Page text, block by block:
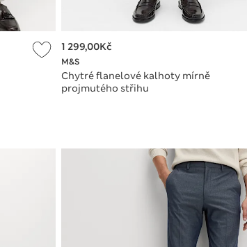
M&S
Chytré flanelové kalhoty mírně
projmutého střihu
1 299,00Kč